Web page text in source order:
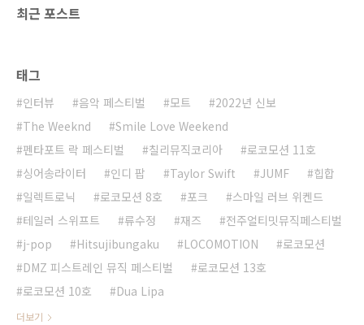
최근 포스트
태그
인터뷰 음악 페스티벌 모트
2022년 신보
The Weeknd
Smile Love Weekend
펜타포트 락 페스티벌
칠리뮤직코리아
로코모션 11호
싱어송라이터
인디 팝 Taylor Swift JUMF
힙합
일렉트로닉
로코모션 8호 포크
스마일 러브 위켄드
테일러 스위프트
류수정 재즈
전주얼티밋뮤직페스티벌
j-pop
Hitsujibungaku LOCOMOTION
로코모션
DMZ 피스트레인 뮤직 페스티벌
로코모션 13호
로코모션 10호
Dua Lipa
더보기